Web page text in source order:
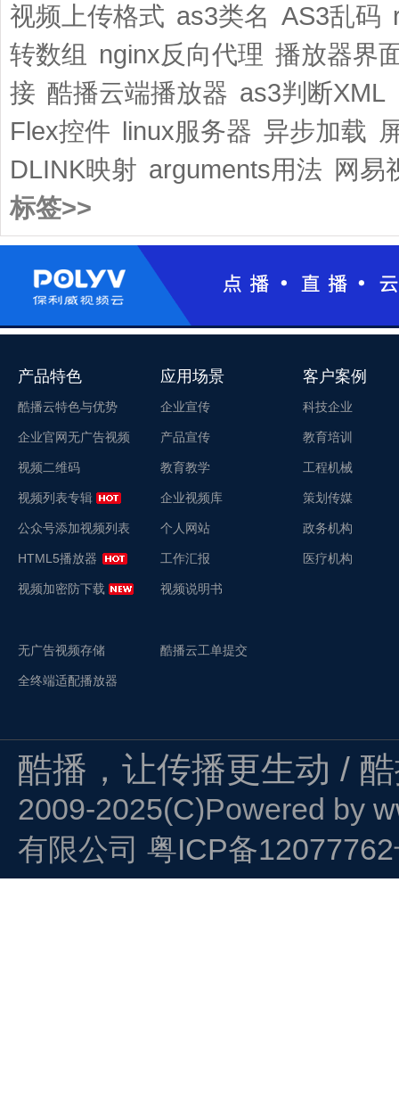
视频上传格式 as3类名 AS3乱码
转数组 nginx反向代理 播放器界
接 酷播云端播放器 as3判断XML
Flex控件 linux服务器 异步加载
DLINK映射 arguments用法 网易
标签>>
产品特色
酷播云特色与优势
企业官网无广告视频
视频二维码
视频列表专辑
公众号添加视频列表
HTML5播放器
视频加密防下载
无广告视频存储
全终端适配播放器
应用场景
企业宣传
产品宣传
教育教学
企业视频库
个人网站
工作汇报
视频说明书
酷播云工单提交
客户案例
科技企业
教育培训
工程机械
策划传媒
政务机构
医疗机构
酷播，让传播更生动 /
2009-2025(C)Powered by
有限公司 粤ICP备